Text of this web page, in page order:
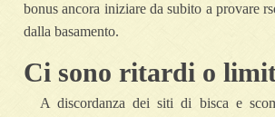
bonus ancora iniziare da subito a provare
dalla basamento.
Ci sono ritardi o
A discordanza dei siti di bisca e